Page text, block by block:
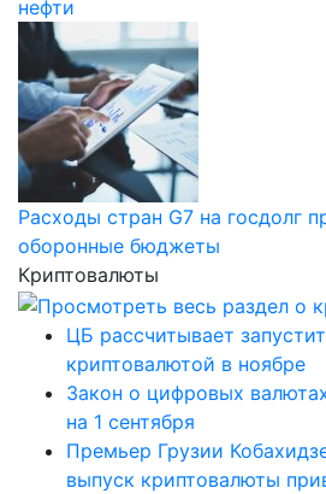
нефти
Расходы стран G7 на госдолг
оборонные бюджеты
Криптовалюты
ЦБ рассчитывает
криптовалютой в ноябре
Закон о цифровых
на 1 сентября
Премьер Грузии
выпуск криптовалюты